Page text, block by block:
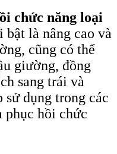
chức năng loại
là nâng cao và
cũng có thể
giường, đồng
sang trái và
sử dụng trong các
phục hồi chức